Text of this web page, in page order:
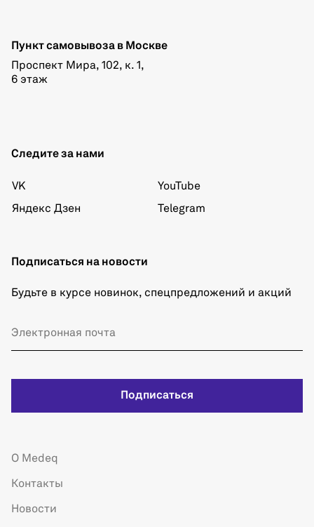
Пункт самовывоза в Москве
Проспект Мира, 102, к. 1,
6 этаж
Следите за нами
VK
Яндекс Дзен
YouTube
Telegram
Подписаться на новости
Будьте в курсе новинок, спецпредложений и акций
Подписаться
О Medeq
Контакты
Новости